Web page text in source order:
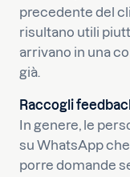
precedente del
risultano utili
arrivano in una
già.
Raccogli
In genere, le
su WhatsApp
porre domande